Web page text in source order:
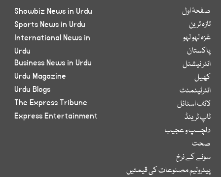
صفحۂ اول
تازہ ترین
غزہ لہو لہو
پاکستان
انٹر نیشنل
کھیل
انٹرٹینمنٹ
لائف اسٹائل
ٹاپ ٹرینڈ
دلچسپ و عجیب
صحت
سونے کے نرخ
پیٹرولیم مصنوعات کی قیمتیں
Showbiz News in Urdu
Sports News in Urdu
International News in
Urdu
Business News in Urdu
Urdu Magazine
Urdu Blogs
The Express Tribune
Express Entertainment